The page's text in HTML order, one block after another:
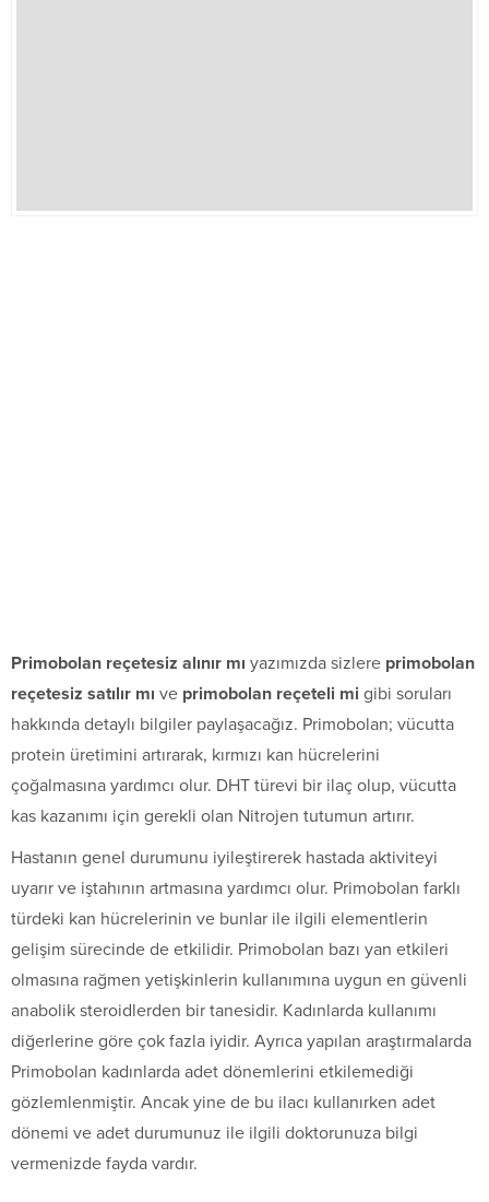
Primobolan reçetesiz alınır mı yazımızda sizlere primobolan
reçetesiz satılır mı ve primobolan reçeteli mi gibi soruları
hakkında detaylı bilgiler paylaşacağız. Primobolan; vücutta
protein üretimini artırarak, kırmızı kan hücrelerini
çoğalmasına yardımcı olur. DHT türevi bir ilaç olup, vücutta
kas kazanımı için gerekli olan Nitrojen tutumun artırır.
Hastanın genel durumunu iyileştirerek hastada aktiviteyi
uyarır ve iştahının artmasına yardımcı olur. Primobolan farklı
türdeki kan hücrelerinin ve bunlar ile ilgili elementlerin
gelişim sürecinde de etkilidir. Primobolan bazı yan etkileri
olmasına rağmen yetişkinlerin kullanımına uygun en güvenli
anabolik steroidlerden bir tanesidir. Kadınlarda kullanımı
diğerlerine göre çok fazla iyidir. Ayrıca yapılan araştırmalarda
Primobolan kadınlarda adet dönemlerini etkilemediği
gözlemlenmiştir. Ancak yine de bu ilacı kullanırken adet
dönemi ve adet durumunuz ile ilgili doktorunuza bilgi
vermenizde fayda vardır.